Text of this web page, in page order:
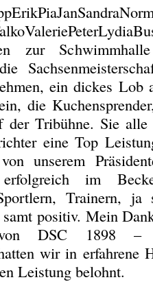
zur
ein dickes Lob
die
der Tribühne. Sie alle
eine Top
unserem
im
Trainern, ja
positiv. Mein
von DSC 1898 –
wir in erfahrene
Leistung belohnt.